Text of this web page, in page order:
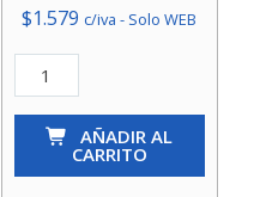
$1.579 c/iva - Solo WEB
Codo
So-
AÑADIR AL
CARRITO